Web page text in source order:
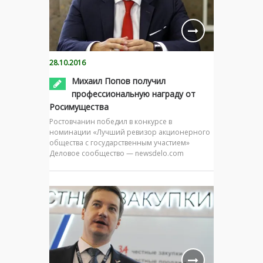
28.10.2016
Михаил Попов получил
профессиональную награду от
Росимущества
Ростовчанин победил в конкурсе в
номинации «Лучший ревизор акционерного
общества с государственным участием»
Деловое сообщество — newsdelo.com